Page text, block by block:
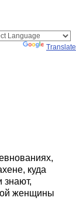
Translate
куда
знают,
женщины